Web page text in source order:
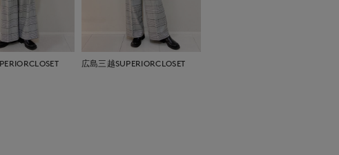
広島三越SUPERIORCLOSET